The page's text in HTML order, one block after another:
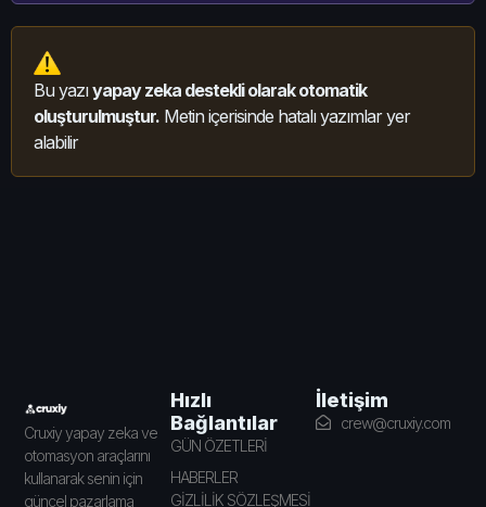
Bu yazıyapay zeka destekli olarak otomatik
oluşturulmuştur. Metin içerisinde hatalı yazımlar yer
alabilir
Cruxiy yapay zeka ve
otomasyon araçlarını
kullanarak senin için
güncel pazarlama
Hızlı
Bağlantılar
GÜN ÖZETLERİ
HABERLER
GİZLİLİK SÖZLEŞMESİ
İletişim
crew@cruxiy.com